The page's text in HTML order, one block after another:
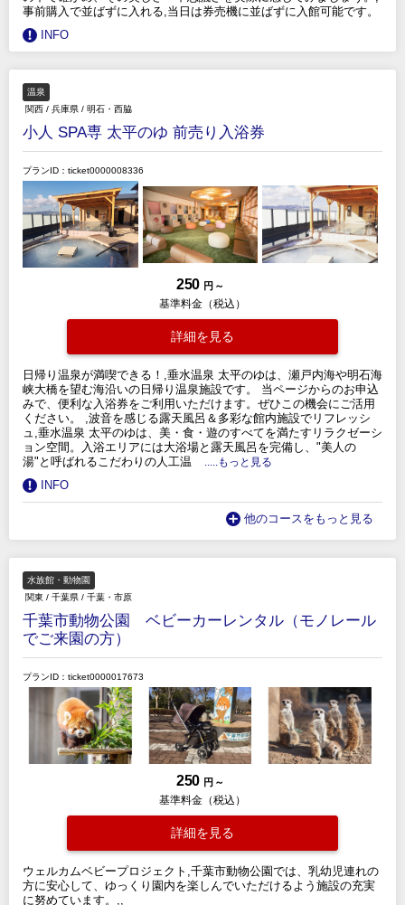
事前購入で並ばずに入れる,当日は券売機に並ばずに入館可能です。
INFO
温泉
関西 / 兵庫県 / 明石・西脇
小人 SPA専 太平のゆ 前売り入浴券
プランID：ticket0000008336
250 円 ～
基準料金（税込）
詳細を見る
日帰り温泉が満喫できる！,垂水温泉 太平のゆは、瀬戸内海や明石海
峡大橋を望む海沿いの日帰り温泉施設です。 当ページからのお申込
みで、便利な入浴券をご利用いただけます。ぜひこの機会にご活用
ください。 ,波音を感じる露天風呂＆多彩な館内施設でリフレッシ
ュ,垂水温泉 太平のゆは、美・食・遊のすべてを満たすリラクゼーシ
ョン空間。入浴エリアには大浴場と露天風呂を完備し、"美人の
湯"と呼ばれるこだわりの人工温
.....もっと見る
INFO
他のコースをもっと見る
水族館・動物園
関東 / 千葉県 / 千葉・市原
千葉市動物公園 ベビーカーレンタル（モノレール
でご来園の方）
プランID：ticket0000017673
250 円 ～
基準料金（税込）
詳細を見る
ウェルカムベビープロジェクト,千葉市動物公園では、乳幼児連れの
方に安心して、ゆっくり園内を楽しんでいただけるよう施設の充実
に努めています。,,